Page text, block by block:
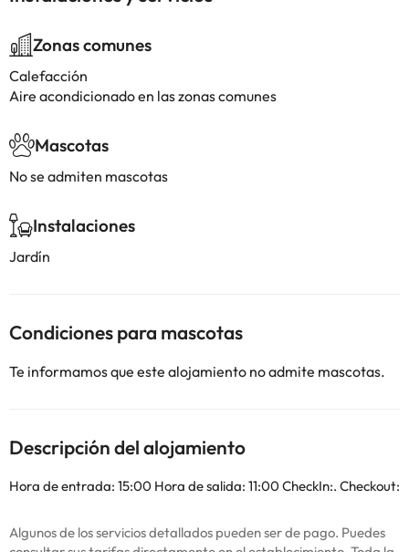
Zonas comunes
Calefacción
Aire acondicionado en las zonas comunes
Mascotas
No se admiten mascotas
Instalaciones
Jardín
Condiciones para mascotas
Te informamos que este alojamiento no admite mascotas.
Descripción del alojamiento
Hora de entrada: 15:00 Hora de salida: 11:00 CheckIn:. Checkout:
Algunos de los servicios detallados pueden ser de pago. Puedes